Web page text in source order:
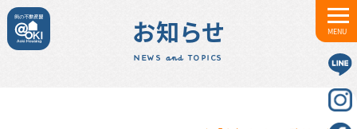
MENU
お知らせ
NEWS and TOPICS